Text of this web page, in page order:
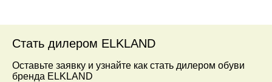
Стать дилером ELKLAND
Оставьте заявку и узнайте как стать дилером обуви
бренда ELKLAND